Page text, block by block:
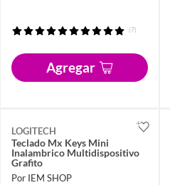
(7)
Agregar
LOGITECH
Teclado Mx Keys Mini
Inalambrico Multidispositivo
Grafito
Por IEM SHOP